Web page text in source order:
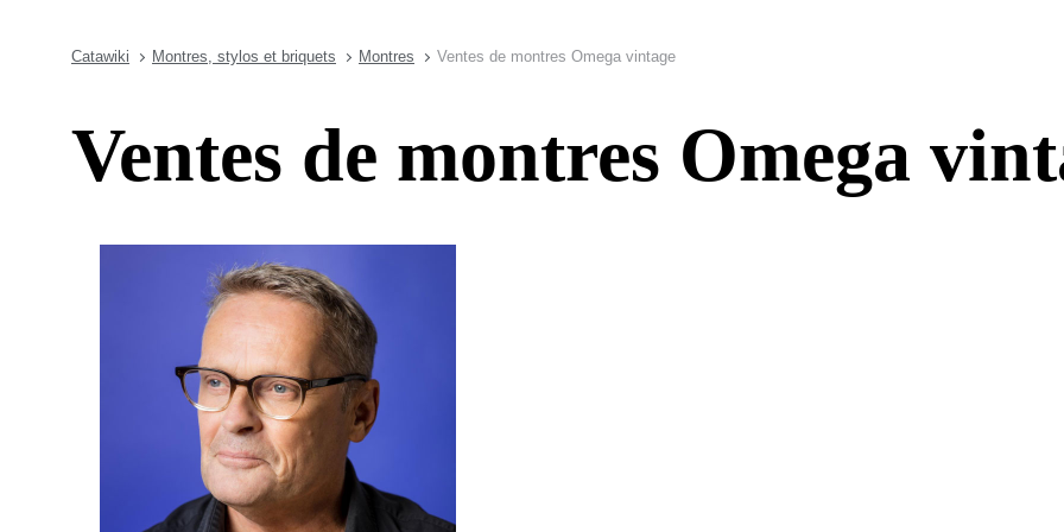
Catawiki Montres, stylos et briquets Montres Ventes de montres Omega vintage
Ventes de montres Omega